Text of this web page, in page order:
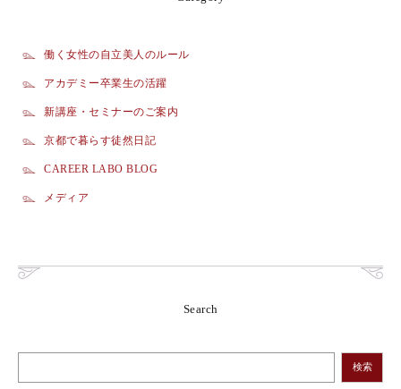
働く女性の自立美人のルール
アカデミー卒業生の活躍
新講座・セミナーのご案内
京都で暮らす徒然日記
CAREER LABO BLOG
メディア
Search
検索